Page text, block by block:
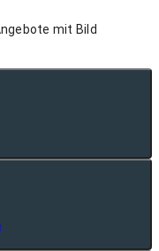
mit Bild